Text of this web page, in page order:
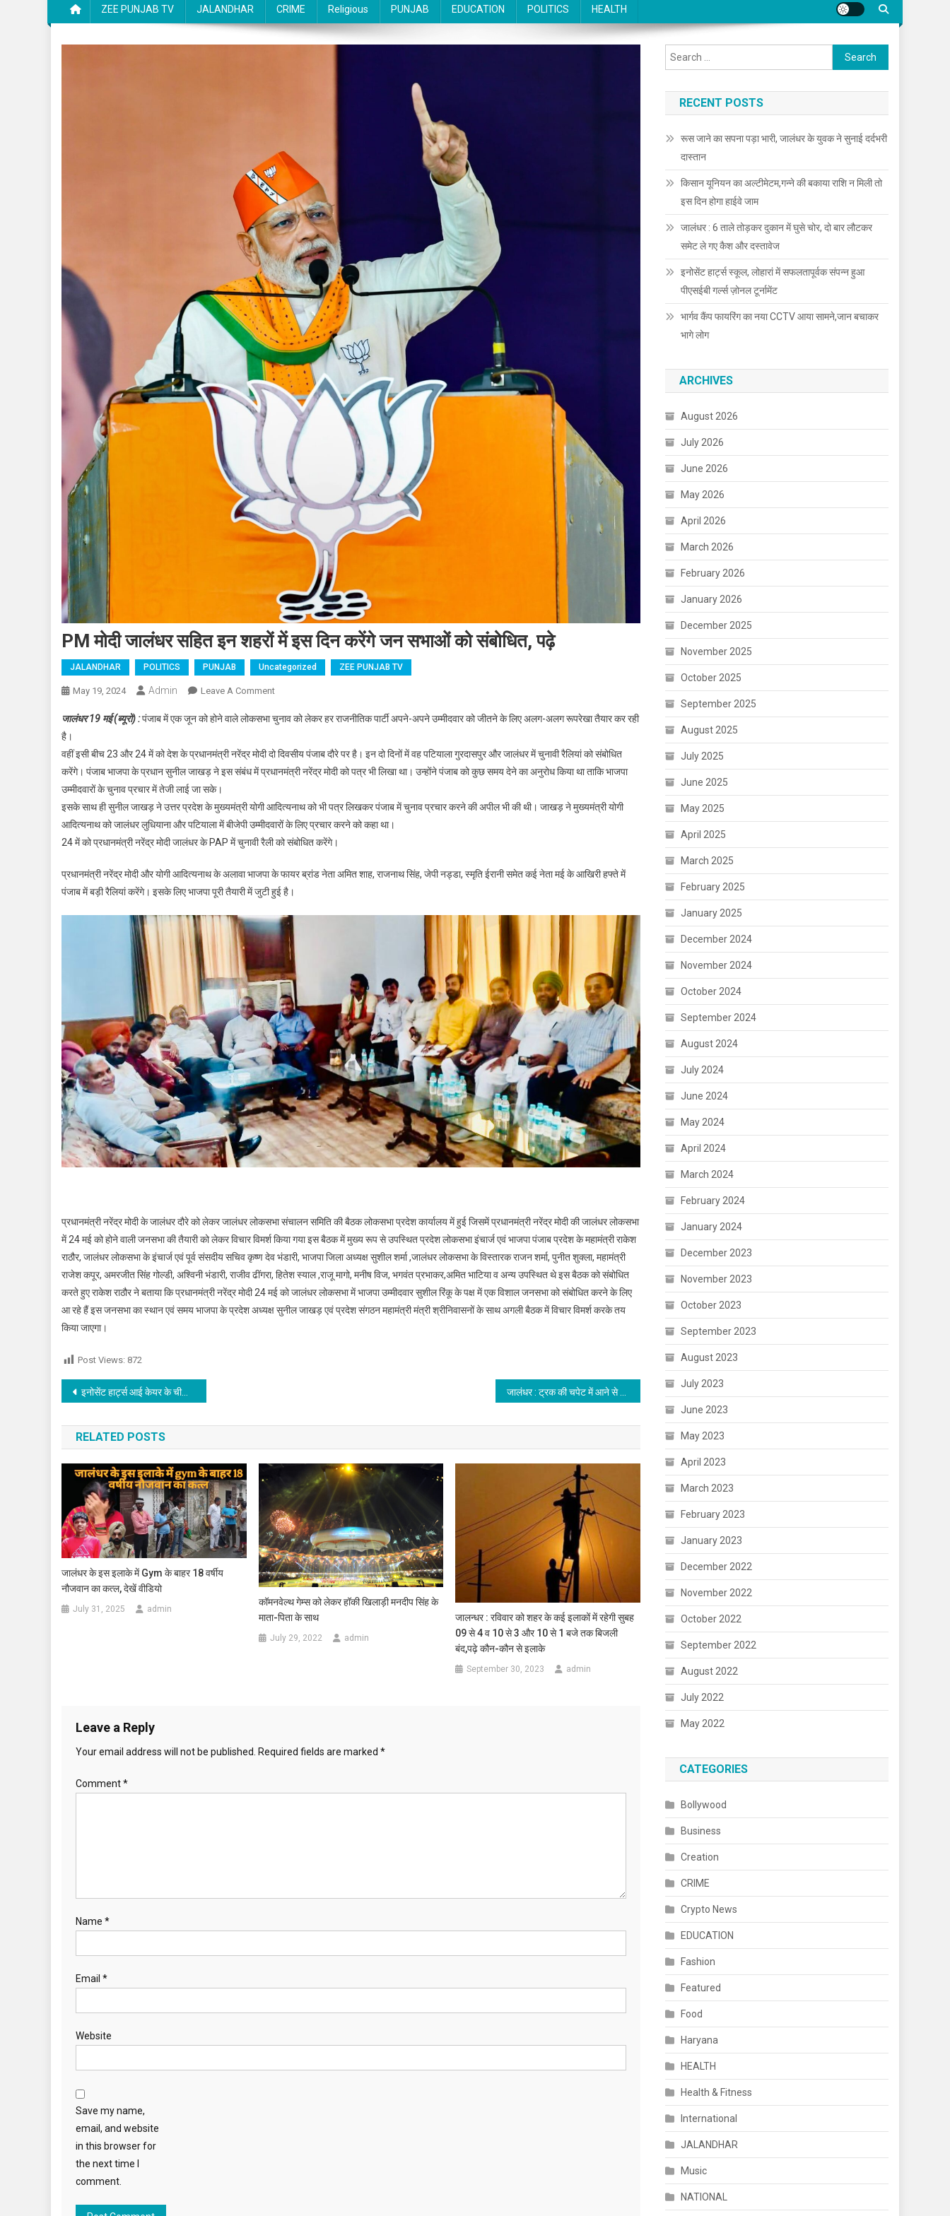
ZEE PUNJAB TV JALANDHAR CRIME Religious PUNJAB EDUCATION POLITICS HEALTH
PM मोदी जालंधर सहित इन शहरों में इस दिन करेंगे जन सभाओं को संबोधित, पढ़े
JALANDHAR POLITICS PUNJAB Uncategorized ZEE PUNJAB TV
May 19, 2024 Admin Leave A Comment
जालंधर 19 मई (ब्यूरो) :पंजाब में एक जून को होने वाले लोकसभा चुनाव को लेकर हर राजनीतिक पार्टी अपने-अपने उम्मीदवार को जीतने के लिए अलग-अलग रूपरेखा तैयार कर रही
है।
वहीं इसी बीच 23 और 24 में को देश के प्रधानमंत्री नरेंद्र मोदी दो दिवसीय पंजाब दौरे पर है। इन दो दिनों में वह पटियाला गुरदासपुर और जालंधर में चुनावी रैलियां को संबोधित
करेंगे। पंजाब भाजपा के प्रधान सुनील जाखड़ ने इस संबंध में प्रधानमंत्री नरेंद्र मोदी को पत्र भी लिखा था। उन्होंने पंजाब को कुछ समय देने का अनुरोध किया था ताकि भाजपा
उम्मीदवारों के चुनाव प्रचार में तेजी लाई जा सके।
इसके साथ ही सुनील जाखड़ ने उत्तर प्रदेश के मुख्यमंत्री योगी आदित्यनाथ को भी पत्र लिखकर पंजाब में चुनाव प्रचार करने की अपील भी की थी। जाखड़ ने मुख्यमंत्री योगी
आदित्यनाथ को जालंधर लुधियाना और पटियाला में बीजेपी उम्मीदवारों के लिए प्रचार करने को कहा था।
24 में को प्रधानमंत्री नरेंद्र मोदी जालंधर के PAP में चुनावी रैली को संबोधित करेंगे।
प्रधानमंत्री नरेंद्र मोदी और योगी आदित्यनाथ के अलावा भाजपा के फायर ब्रांड नेता अमित शाह, राजनाथ सिंह, जेपी नड्डा, स्मृति ईरानी समेत कई नेता मई के आखिरी हफ्ते में
पंजाब में बड़ी रैलियां करेंगे। इसके लिए भाजपा पूरी तैयारी में जुटी हुई है।
प्रधानमंत्री नरेंद्र मोदी के जालंधर दौरे को लेकर जालंधर लोकसभा संचालन समिति की बैठक लोकसभा प्रदेश कार्यालय में हुई जिसमें प्रधानमंत्री नरेंद्र मोदी की जालंधर लोकसभा
में 24 मई को होने वाली जनसभा की तैयारी को लेकर विचार विमर्श किया गया इस बैठक में मुख्य रूप से उपस्थित प्रदेश लोकसभा इंचार्ज एवं भाजपा पंजाब प्रदेश के महामंत्री राकेश
राठौर, जालंधर लोकसभा के इंचार्ज एवं पूर्व संसदीय सचिव कृष्ण देव भंडारी, भाजपा जिला अध्यक्ष सुशील शर्मा ,जालंधर लोकसभा के विस्तारक राजन शर्मा, पुनीत शुक्ला, महामंत्री
राजेश कपूर, अमरजीत सिंह गोल्डी, अश्विनी भंडारी, राजीव ढींगरा, हितेश स्याल ,राजू मागो, मनीष विज, भगवंत प्रभाकर,अमित भाटिया व अन्य उपस्थित थे इस बैठक को संबोधित
करते हुए राकेश राठौर ने बताया कि प्रधानमंत्री नरेंद्र मोदी 24 मई को जालंधर लोकसभा में भाजपा उम्मीदवार सुशील रिंकू के पक्ष में एक विशाल जनसभा को संबोधित करने के लिए
आ रहे हैं इस जनसभा का स्थान एवं समय भाजपा के प्रदेश अध्यक्ष सुनील जाखड़ एवं प्रदेश संगठन महामंत्री मंत्री श्रीनिवासनों के साथ अगली बैठक में विचार विमर्श करके तय
किया जाएगा।
Post Views: 872
Post navigation
इनोसेंट हार्ट्स आई केयर के चीफ़ सर्जन डॉ. रोहन बौरी ने डॉ. इकबाल के.अहमद (कनाडा) की विशेषज्ञता के तहत अपने कौशल को किया अपग्रेड जालंधर : ट्रक की चपेट में आने से 14 वर्षीय स्कूली छात्र की मौत,आज से ही बदला था स्कूल का समय
RELATED POSTS
जालंधर के इस इलाके में Gym के बाहर 18 वर्षीय
नौजवान का कत्ल, देखें वीडियो
July 31, 2025 admin
कॉमनवेल्थ गेम्स को लेकर हॉकी खिलाड़ी मनदीप सिंह के
माता-पिता के साथ
July 29, 2022 admin
जालन्धर : रविवार को शहर के कई इलाकों में रहेगी सुबह
09 से 4 व 10 से 3 और 10 से 1 बजे तक बिजली
बंद,पढ़े कौन-कौन से इलाके
September 30, 2023 admin
Leave a Reply
Your email address will not be published. Required fields are marked *
Comment*
Name *
Email *
Website
Save my name,
email, and website
in this browser for
the next time I
comment.
Search for:
RECENT POSTS
रूस जाने का सपना पड़ा भारी, जालंधर के युवक ने सुनाई दर्दभरी
दास्तान
किसान यूनियन का अल्टीमेटम,गन्ने की बकाया राशि न मिली तो
इस दिन होगा हाईवे जाम
जालंधर : 6 ताले तोड़कर दुकान में घुसे चोर, दो बार लौटकर
समेट ले गए कैश और दस्तावेज
इनोसेंट हार्ट्स स्कूल, लोहारां में सफलतापूर्वक संपन्न हुआ
पीएसईबी गर्ल्स ज़ोनल टूर्नामेंट
भार्गव कैंप फायरिंग का नया CCTV आया सामने,जान बचाकर
भागे लोग
ARCHIVES
August 2026
July 2026
June 2026
May 2026
April 2026
March 2026
February 2026
January 2026
December 2025
November 2025
October 2025
September 2025
August 2025
July 2025
June 2025
May 2025
April 2025
March 2025
February 2025
January 2025
December 2024
November 2024
October 2024
September 2024
August 2024
July 2024
June 2024
May 2024
April 2024
March 2024
February 2024
January 2024
December 2023
November 2023
October 2023
September 2023
August 2023
July 2023
June 2023
May 2023
April 2023
March 2023
February 2023
January 2023
December 2022
November 2022
October 2022
September 2022
August 2022
July 2022
May 2022
CATEGORIES
Bollywood
Business
Creation
CRIME
Crypto News
EDUCATION
Fashion
Featured
Food
Haryana
HEALTH
Health & Fitness
International
JALANDHAR
Music
NATIONAL